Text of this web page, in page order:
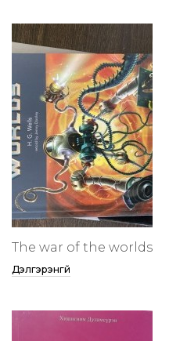
The war of the worlds
Дэлгэрэнгүй